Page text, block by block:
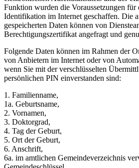
Funktion wurden die Voraussetzungen für
Identifikation im Internet geschaffen. Die
gespeicherten Daten können von
Berechtigungszertifikat angefragt und
Folgende Daten können im Rahmen der
von Anbietern im Internet oder von
wenn Sie mit der verschlüsselten
persönlichen PIN einverstanden sind:
1. Familienname,
1a. Geburtsname,
2. Vornamen,
3. Doktorgrad,
4. Tag der Geburt,
5. Ort der Geburt,
6. Anschrift,
6a. im amtlichen Gemeindeverzeichnis